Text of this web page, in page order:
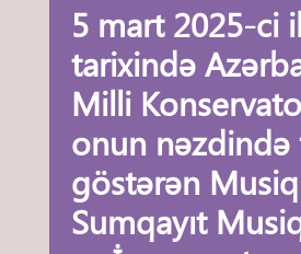
5 mart 2025-ci il
tarixində
Milli
onun nəzdində
göstərən
Sumqayıt